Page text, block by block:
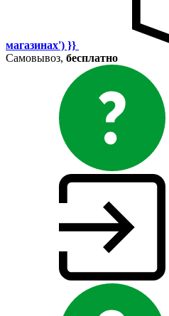
магазинах') }}
Самовывоз, бесплатно